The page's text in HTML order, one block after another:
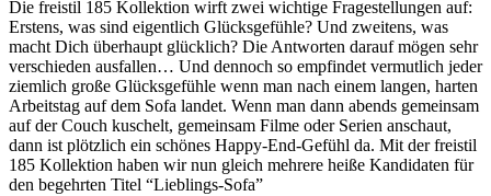
Die freistil 185 Kollektion wirft zwei wichtige Fragestellungen auf:
Erstens, was sind eigentlich Glücksgefühle? Und zweitens, was
macht Dich überhaupt glücklich? Die Antworten darauf mögen sehr
verschieden ausfallen… Und dennoch so empfindet vermutlich jeder
ziemlich große Glücksgefühle wenn man nach einem langen, harten
Arbeitstag auf dem Sofa landet. Wenn man dann abends gemeinsam
auf der Couch kuschelt, gemeinsam Filme oder Serien anschaut,
dann ist plötzlich ein schönes Happy-End-Gefühl da. Mit der freistil
185 Kollektion haben wir nun gleich mehrere heiße Kandidaten für
den begehrten Titel “Lieblings-Sofa”